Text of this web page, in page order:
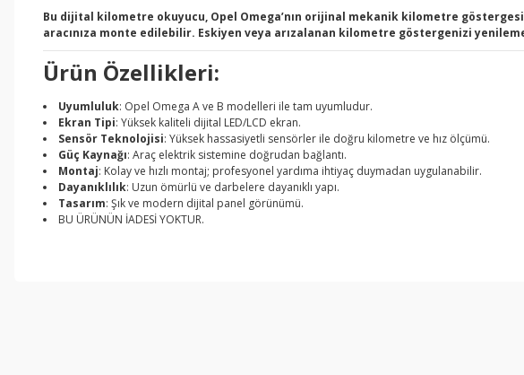
Bu dijital kilometre okuyucu, Opel Omega’nın orijinal mekanik kilometre
aracınıza monte edilebilir. Eskiyen veya arızalanan kilometre göstergenizi
Ürün Özellikleri:
Uyumluluk: Opel Omega A ve B modelleri ile tam uyumludur.
Ekran Tipi: Yüksek kaliteli dijital LED/LCD ekran.
Sensör Teknolojisi: Yüksek hassasiyetli sensörler ile doğru kilometre ve hız ölçümü.
Güç Kaynağı: Araç elektrik sistemine doğrudan bağlantı.
Montaj: Kolay ve hızlı montaj; profesyonel yardıma ihtiyaç duymadan uygulanabilir.
Dayanıklılık: Uzun ömürlü ve darbelere dayanıklı yapı.
Tasarım: Şık ve modern dijital panel görünümü.
BU ÜRÜNÜN İADESİ YOKTUR.